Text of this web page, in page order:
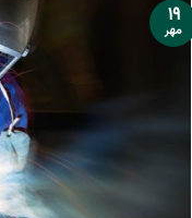
۱۹
مهر